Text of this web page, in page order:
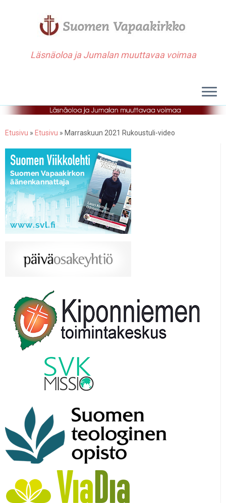
Läsnäoloa ja Jumalan muuttavaa voimaa
Etusivu » Etusivu » Marraskuun 2021 Rukoustuli-video